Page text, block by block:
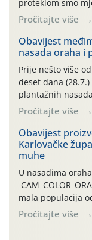
proteklom smo
preventivnim
uzročnika
06.7.)! Na
povijesno i
najviše
Pročitajte više
Obavijest
nasada oraha i
Prije nešto više
deset dana
plantažnih
leta i
orahove muhe
traje drugi
izražen zadnja
temperature
Pročitajte više
Obavijest
Karlovačke
muhe
U nasadima
mala populacija
(Rhagoletis
činjenicom da je
Pročitajte više